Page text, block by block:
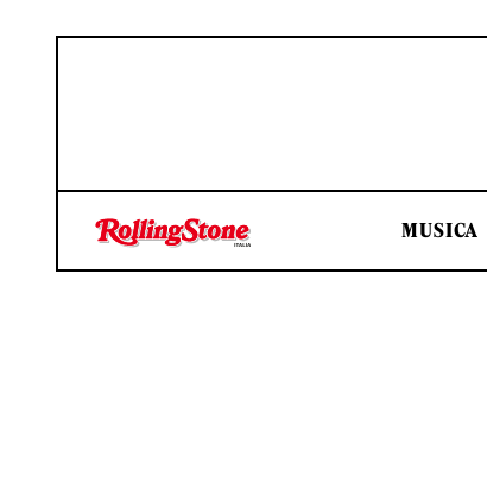
MUSICA